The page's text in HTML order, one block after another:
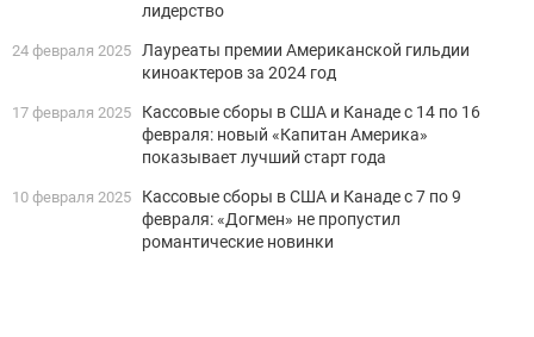
лидерство
24 февраля 2025 Лауреаты премии Американской гильдии
киноактеров за 2024 год
17 февраля 2025
Кассовые сборы в США и Канаде с 14 по 16
февраля: новый «Капитан Америка»
показывает лучший старт года
10 февраля 2025
Кассовые сборы в США и Канаде с 7 по 9
февраля: «Догмен» не пропустил
романтические новинки